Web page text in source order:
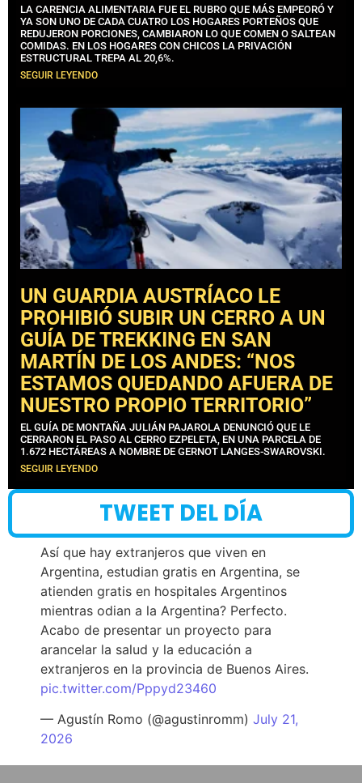
LA CARENCIA ALIMENTARIA FUE EL RUBRO QUE MÁS EMPEORÓ Y
YA SON UNO DE CADA CUATRO LOS HOGARES PORTEÑOS QUE
REDUJERON PORCIONES, CAMBIARON LO QUE COMEN O SALTEAN
COMIDAS. EN LOS HOGARES CON CHICOS LA PRIVACIÓN
ESTRUCTURAL TREPA AL 20,6%.
SEGUIR LEYENDO
UN GUARDIA AUSTRÍACO LE
PROHIBIÓ SUBIR UN CERRO A UN
GUÍA DE TREKKING EN SAN
MARTÍN DE LOS ANDES: “NOS
ESTAMOS QUEDANDO AFUERA DE
NUESTRO PROPIO TERRITORIO”
EL GUÍA DE MONTAÑA JULIÁN PAJAROLA DENUNCIÓ QUE LE
CERRARON EL PASO AL CERRO EZPELETA, EN UNA PARCELA DE
1.672 HECTÁREAS A NOMBRE DE GERNOT LANGES-SWAROVSKI.
SEGUIR LEYENDO
TWEET DEL DÍA
Así que hay extranjeros que viven en
Argentina, estudian gratis en Argentina, se
atienden gratis en hospitales Argentinos
mientras odian a la Argentina? Perfecto.
Acabo de presentar un proyecto para
arancelar la salud y la educación a
extranjeros en la provincia de Buenos Aires.
pic.twitter.com/Pppyd23460
— Agustín Romo (@agustinromm) July 21,
2026